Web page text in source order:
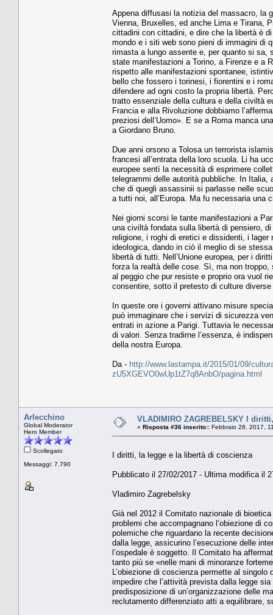
Appena diffusasi la notizia del massacro, la
Vienna, Bruxelles, ed anche Lima e Tirana,
cittadini con cittadini, e dire che la libertà è
mondo e i siti web sono pieni di immagini di
rimasta a lungo assente e, per quanto si sa,
state manifestazioni a Torino, a Firenze e a
rispetto alle manifestazioni spontanee,
bello che fossero i torinesi, i fiorentini e i
difendere ad ogni costo la propria libertà.
tratto essenziale della cultura e della civiltà
Francia e alla Rivoluzione dobbiamo
preziosi dell’Uomo». E se a Roma manca
a Giordano Bruno.
Due anni orsono a Tolosa un terrorista
francesi all’entrata della loro scuola. Li ha
europee sentì la necessità di esprimere
telegrammi delle autorità pubbliche. In Italia,
che di quegli assassinii si parlasse nelle
a tutti noi, all’Europa. Ma fu necessaria una
Nei giorni scorsi le tante manifestazioni a
una civiltà fondata sulla libertà di pensiero,
religione, i roghi di eretici e dissidenti, i lager
ideologica, dando in ciò il meglio di se
libertà di tutti. Nell’Unione europea, per i
forza la realtà delle cose. Sì, ma non
al peggio che pur resiste e proprio ora vuol
consentire, sotto il pretesto di culture
In queste ore i governi attivano misure
può immaginare che i servizi di sicurezza
entrati in azione a Parigi. Tuttavia le
di valori. Senza tradirne l’essenza, è
della nostra Europa.
Da - http://www.lastampa.it/2015/01/09/
zU5XGEVO0wUp1tZ7q8AnbO/pagina.html
Arlecchino
Global Moderator
Hero Member
Scollegato
Messaggi: 7.790
VLADIMIRO ZAGREBELSKY I
« Risposta #36 inserito:: Febbraio 28, 2017,
I diritti, la legge e la libertà di coscienza
Pubblicato il 27/02/2017 - Ultima modifica il
Vladimiro Zagrebelsky
Già nel 2012 il Comitato nazionale di
problemi che accompagnano l’obiezione di
polemiche che riguardano la recente
dalla legge, assicurino l’esecuzione delle
l’ospedale è soggetto. Il Comitato ha
tanto più se «nelle mani di minoranze
L’obiezione di coscienza permette al
impedire che l’attività prevista dalla legge
predisposizione di un’organizzazione delle
reclutamento differenziato atti a equilibrare,